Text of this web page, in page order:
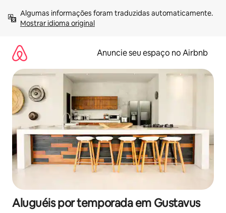
para
Mostrar idioma original
Anuncie seu espaço no Airbnb
Aluguéis por temporada em Gustavus